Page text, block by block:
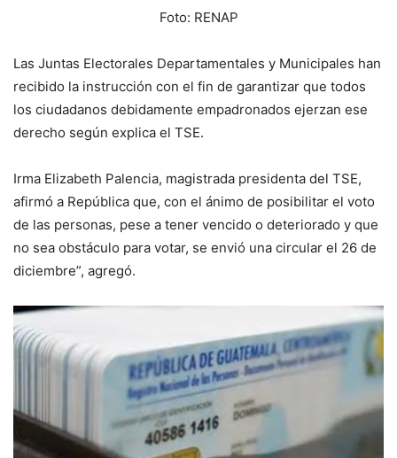
Foto: RENAP
Las Juntas Electorales Departamentales y Municipales han
recibido la instrucción con el fin de garantizar que todos
los ciudadanos debidamente empadronados ejerzan ese
derecho según explica el TSE.
Irma Elizabeth Palencia, magistrada presidenta del TSE,
afirmó a República que, con el ánimo de posibilitar el voto
de las personas, pese a tener vencido o deteriorado y que
no sea obstáculo para votar, se envió una circular el 26 de
diciembre”, agregó.